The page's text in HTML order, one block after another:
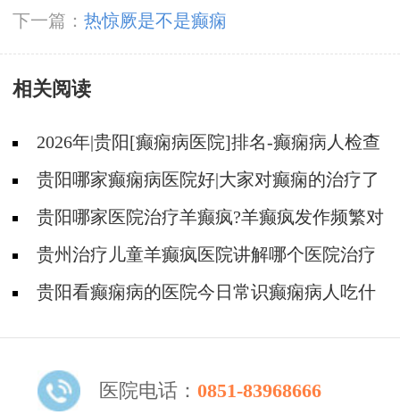
下一篇： 热惊厥是不是癫痫
相关阅读
2026年|贵阳[癫痫病医院]排名-癫痫病人检查
对身体有影响吗?
贵阳哪家癫痫病医院好|大家对癫痫的治疗了
解吗?贵阳哪家医院治疗羊癫疯?羊癫疯发作频繁对
身体有什么危害?
贵州治疗儿童羊癫疯医院讲解哪个医院治疗
羊儿疯好?
贵阳看癫痫病的医院今日常识癫痫病人吃什
医院电话： 0851-83968666